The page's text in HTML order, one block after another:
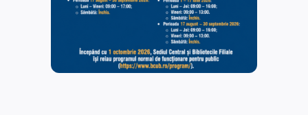
Protocol de colaborare nr. 1077 din 22 apr 2019